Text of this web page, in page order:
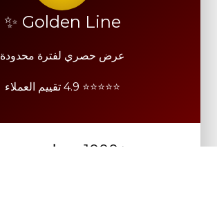
Golden Line ✨
عرض حصري لفترة محدودة
⭐⭐⭐⭐⭐ 4.9 تقييم العملاء
+1000 عميلة سعيدة